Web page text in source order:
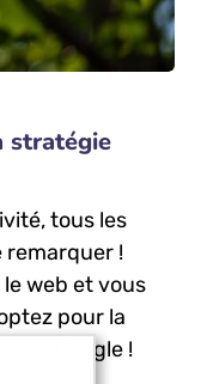
stratégie
tous les
remarquer !
web et vous
pour la
sur Google !